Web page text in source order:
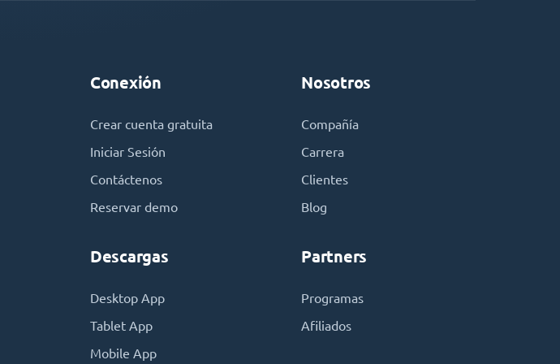
Conexión
Crear cuenta gratuita
Iniciar Sesión
Contáctenos
Reservar demo
Descargas
Desktop App
Tablet App
Mobile App
Nosotros
Compañía
Carrera
Clientes
Blog
Partners
Programas
Afiliados